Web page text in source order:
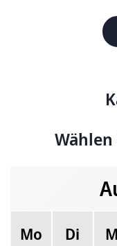
Mo Di